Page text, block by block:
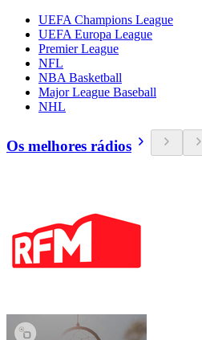
UEFA Champions League
UEFA Europa League
Premier League
NFL
NBA Basketball
Major League Baseball
NHL
Os melhores rádios